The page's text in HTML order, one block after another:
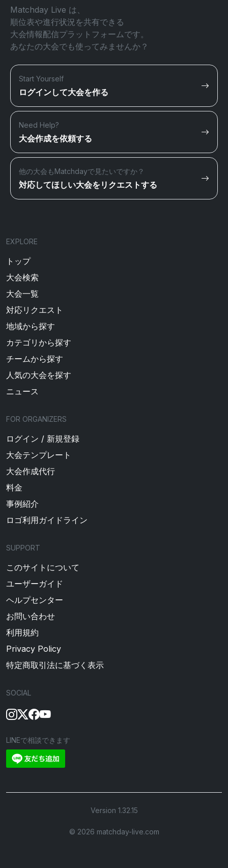
Matchday Live は、
順位表や進行状況を共有できる
大会情報配信プラットフォームです。
あなたの大会でも使ってみませんか？
Start Yourself
ログインして大会を作る
Need Help?
大会作成を依頼する
他の大会もMatchdayで見たいですか？
対応してほしい大会をリクエストする
EXPLORE
トップ
大会検索
大会一覧
対応リクエスト
地域から探す
カテゴリから探す
チームから探す
人気の大会を探す
ニュース
FOR ORGANIZERS
ログイン / 新規登録
大会テンプレート
大会作成代行
料金
事例紹介
ロゴ利用ガイドライン
SUPPORT
このサイトについて
ユーザーガイド
ヘルプセンター
お問い合わせ
利用規約
Privacy Policy
特定商取引法に基づく表示
SOCIAL
LINEで相談できます
Version 1.32.15
©︎ 2026 matchday-live.com